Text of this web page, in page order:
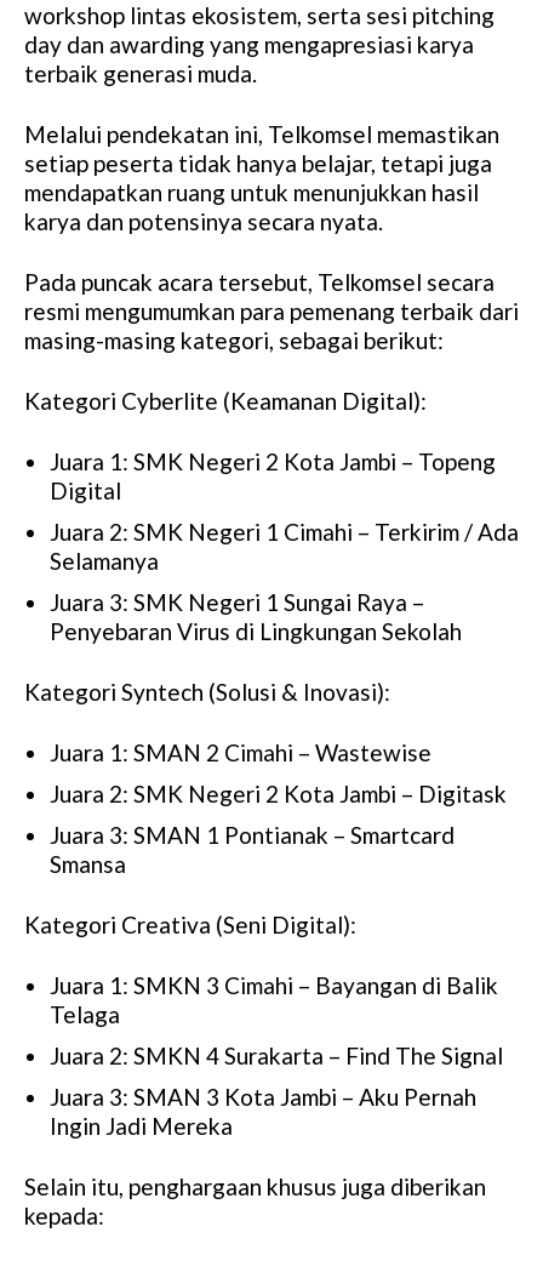
workshop lintas ekosistem, serta sesi pitching
day dan awarding yang mengapresiasi karya
terbaik generasi muda.
Melalui pendekatan ini, Telkomsel memastikan
setiap peserta tidak hanya belajar, tetapi juga
mendapatkan ruang untuk menunjukkan hasil
karya dan potensinya secara nyata.
Pada puncak acara tersebut, Telkomsel secara
resmi mengumumkan para pemenang terbaik dari
masing-masing kategori, sebagai berikut:
Kategori Cyberlite (Keamanan Digital):
Juara 1: SMK Negeri 2 Kota Jambi – Topeng
Digital
Juara 2: SMK Negeri 1 Cimahi – Terkirim / Ada
Selamanya
Juara 3: SMK Negeri 1 Sungai Raya –
Penyebaran Virus di Lingkungan Sekolah
Kategori Syntech (Solusi & Inovasi):
Juara 1: SMAN 2 Cimahi – Wastewise
Juara 2: SMK Negeri 2 Kota Jambi – Digitask
Juara 3: SMAN 1 Pontianak – Smartcard
Smansa
Kategori Creativa (Seni Digital):
Juara 1: SMKN 3 Cimahi – Bayangan di Balik
Telaga
Juara 2: SMKN 4 Surakarta – Find The Signal
Juara 3: SMAN 3 Kota Jambi – Aku Pernah
Ingin Jadi Mereka
Selain itu, penghargaan khusus juga diberikan
kepada: